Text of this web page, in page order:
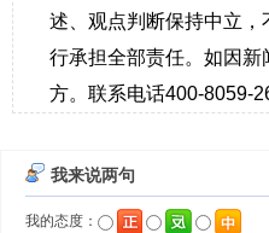
述、观点判断保持中立
行承担全部责任。如因
方。联系电话400-8059-